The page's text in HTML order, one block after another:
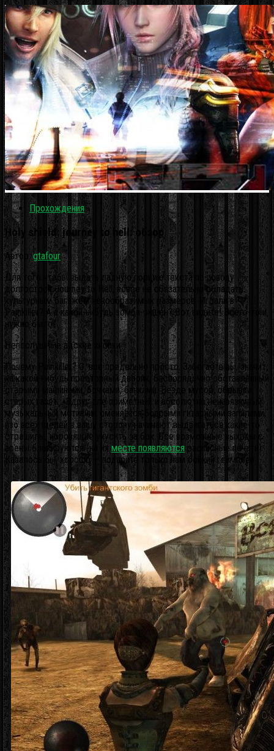
Прохождения
Holy shield: journey to hell: обзор
Автор:gtafour ·
Для того чтобы выдать ладную порцию текста по поводу
долгостроя Journey to Hell, вовсе не обязательно обладать
культурным багажом невообразимых размеров. Играли в
Painkiller? А в какой-нибудь зомби-экшен? Вот видите! Всего-то и
нужно было!
Непослушные адские кнопки
Почему Painkiller? О, все предельно просто. Забегаете вы, значит,
на какой-нибудь просторный дворик, беспорядочно обставленный
старыми машинами, бочками, банками. Везде мусор, обрывки
старых газет… Вдруг еле приметный и абсолютно ненавязчивый
музыкальный мотивчик сменяется бодрыми гитарными запилами,
изо всех щелей в вашу сторону начинают выдвигаться какие-то
страшилы, норовящие укусить за бок. Все возможные выходы с
арены блокируются (на ихместе появляются расписные печати).
Казалось бы, хорошо — подарите только нам бойкий геймплей.